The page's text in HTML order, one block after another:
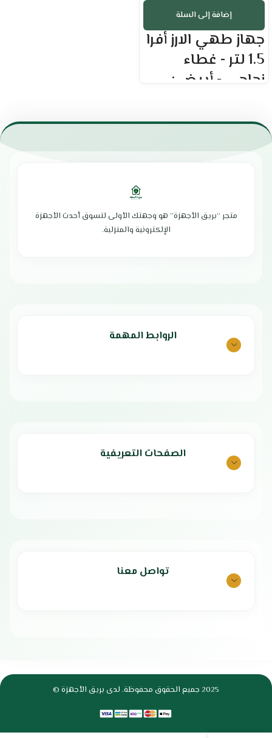
إضافة إلى السلة
جهاز طهي الارز أفرا
1.5 لتر - غطاء
زجاجي - أبيض :
وعاء داخلي غير لاصق
صفيحة تسخين من الألومنيوم
مثالي للعائلات الكبيرة أو المناسبات
يمكنك تحضير جميع أنواع الأطعمة
بسهولة بفضل الوظائف المتعددة
مزود بمفتاح تشغيل لسهولة التحكم.
متجر “بريق الأجهزة” هو وجهتك الأولى لتسوق أحدث الأجهزة
الإلكترونية والمنزلية.
الروابط المهمة
الصفحات التعريفية
تواصل معنا
2025 جميع الحقوق محفوظة. لدى بريق الأجهزة ©